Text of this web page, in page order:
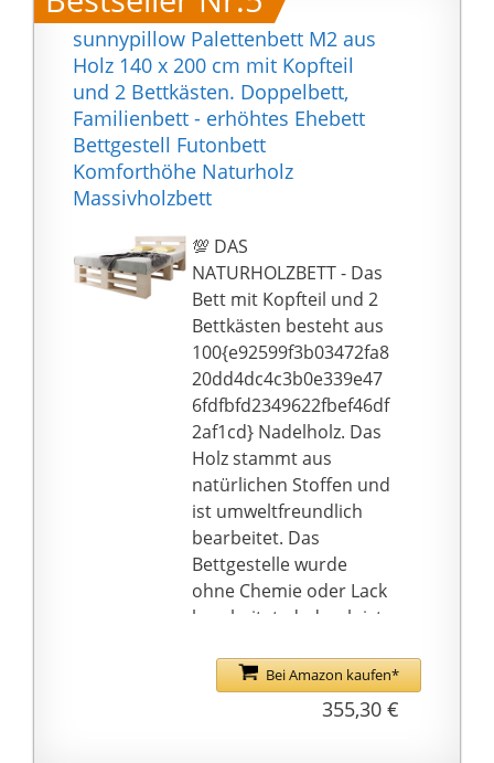
Matratze, Betthusse,
Dekoration
sunnypillow Palettenbett M2 aus
Holz 140 x 200 cm mit Kopfteil
und 2 Bettkästen. Doppelbett,
Familienbett - erhöhtes Ehebett
Bettgestell Futonbett
Komforthöhe Naturholz
Massivholzbett
💯 DAS
NATURHOLZBETT - Das
Bett mit Kopfteil und 2
Bettkästen besteht aus
100{e92599f3b03472fa8
20dd4dc4c3b0e339e47
6fdfbfd2349622fbef46df
2af1cd} Nadelholz. Das
Holz stammt aus
natürlichen Stoffen und
ist umweltfreundlich
bearbeitet. Das
Bettgestelle wurde
ohne Chemie oder Lack
bearbeitet, dadurch ist
Giftstoffen.
🪑 STABILE UND
Bei Amazon kaufen*
355,30 €